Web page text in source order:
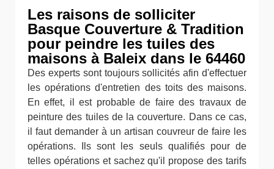
Les raisons de solliciter
Basque Couverture & Tradition
pour peindre les tuiles des
maisons à Baleix dans le 64460
Des experts sont toujours sollicités afin d'effectuer
les opérations d'entretien des toits des maisons.
En effet, il est probable de faire des travaux de
peinture des tuiles de la couverture. Dans ce cas,
il faut demander à un artisan couvreur de faire les
opérations. Ils sont les seuls qualifiés pour de
telles opérations et sachez qu'il propose des tarifs